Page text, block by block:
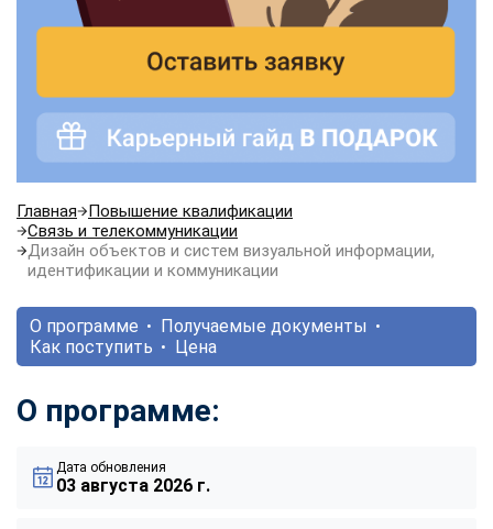
Главная
Повышение квалификации
Связь и телекоммуникации
Дизайн объектов и систем визуальной информации,
идентификации и коммуникации
О программе
Получаемые документы
Как поступить
Цена
О программе:
Дата обновления
03 августа 2026 г.